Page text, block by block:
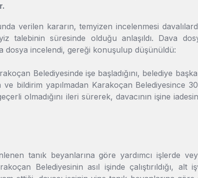
verilen kararın, temyizen incelenmesi
talebinin süresinde olduğu anlaşıldı. Dava
dosya incelendi, gereği konuşulup düşünüldü:
Belediyesinde işe başladığını, belediye
bildirim yapılmadan Karakoçan Belediyesince
olmadığını ileri sürerek, davacının işine
tanık beyanlarına göre yardımcı işlerde
Belediyesinin asıl işinde çalıştırıldığı,